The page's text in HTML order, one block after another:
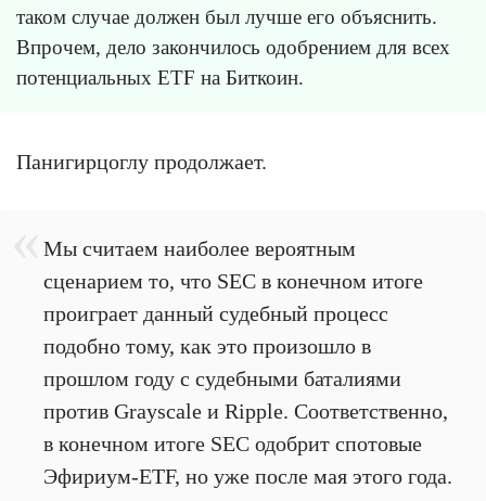
таком случае должен был лучше его объяснить.
Впрочем, дело закончилось одобрением для всех
потенциальных ETF на Биткоин.
Панигирцоглу продолжает.
Мы считаем наиболее вероятным
сценарием то, что SEC в конечном итоге
проиграет данный судебный процесс
подобно тому, как это произошло в
прошлом году с судебными баталиями
против Grayscale и Ripple. Соответственно,
в конечном итоге SEC одобрит спотовые
Эфириум-ETF, но уже после мая этого года.